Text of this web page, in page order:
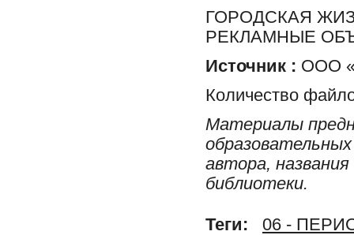
ГОРОДСКАЯ
РЕКЛАМНЫЕ
Источник : ООО
Количество
Материалы
автора,
библиотеки.
Теги: 06 -